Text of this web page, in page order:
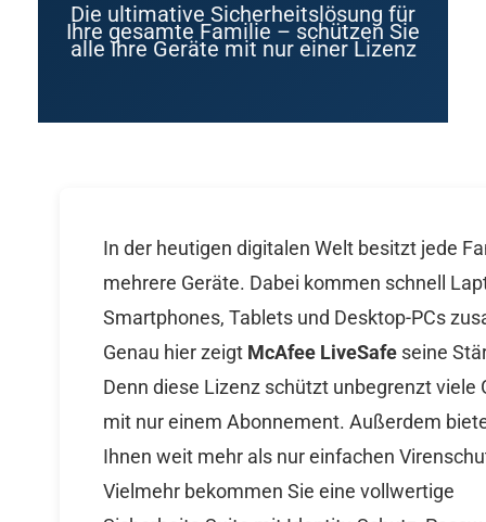
Die ultimative Sicherheitslösung für
Ihre gesamte Familie – schützen Sie
alle Ihre Geräte mit nur einer Lizenz
In der heutigen digitalen Welt besitzt jede
mehrere Geräte. Dabei kommen schnell
Smartphones, Tablets und Desktop-PCs
Genau hier zeigt McAfee LiveSafe seine
Denn diese Lizenz schützt unbegrenzt viele
mit nur einem Abonnement. Außerdem
Ihnen weit mehr als nur einfachen
Vielmehr bekommen Sie eine vollwertige